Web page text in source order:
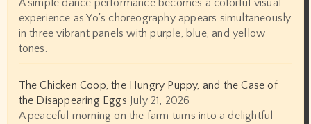
A simple dance performance becomes a colorful visual
experience as Yo's choreography appears simultaneously
in three vibrant panels with purple, blue, and yellow
tones.
The Chicken Coop, the Hungry Puppy, and the Case of
the Disappearing Eggs July 21, 2026
A peaceful morning on the farm turns into a delightful